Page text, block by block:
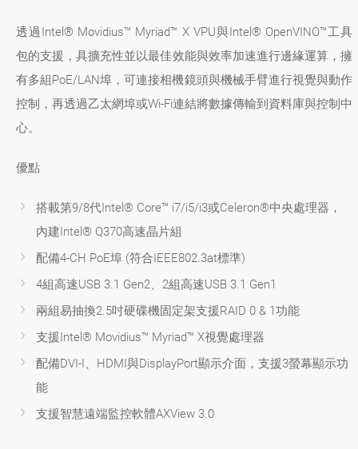
透過Intel® Movidius™ Myriad™ X VPU與Intel® OpenVINO™工具
包的支援，具擴充性並以最佳效能與效率加速進行邊緣運算，擁
有多組PoE/LAN埠，可連接相機鏡頭與機械手臂進行視覺與動作
控制，再透過乙太網埠或Wi-Fi連結將數據傳輸到資料庫與控制中
心。
優點
搭載第9/8代Intel® Core™ i7/i5/i3或Celeron®中央處理器，
內建Intel® Q370高速晶片組
配備4-CH PoE埠 (符合IEEE802.3at標準)
4組高速USB 3.1 Gen2、2組高速USB 3.1 Gen1
兩組易抽換2.5吋硬碟機固定架支援RAID 0 & 1功能
支援Intel® Movidius™ Myriad™ X視覺處理器
配備DVI-I、HDMI與DisplayPort顯示介面，支援3螢幕顯示功
能
支援智慧遠端監控軟體AXView 3.0